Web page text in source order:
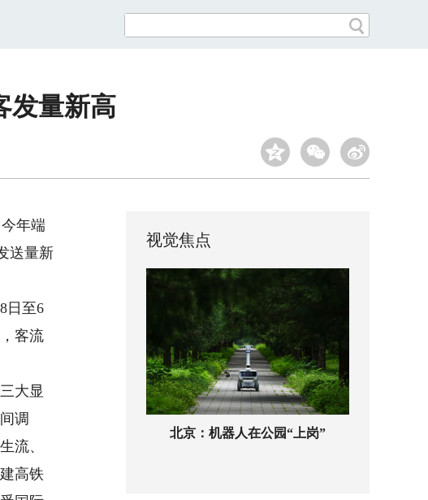
发量新高
年端
送量新
日至6
客流
大显
调
流、
高铁
视觉焦点
北京：机器人在公园“上岗”